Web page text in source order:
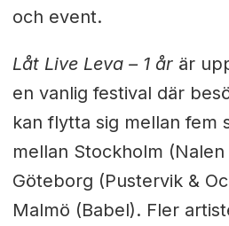
och event.
Låt Live Leva – 1 årär
en vanlig festival där
kan flytta sig mellan fem
mellan Stockholm
Göteborg (Pustervik &
Malmö (Babel). Fler